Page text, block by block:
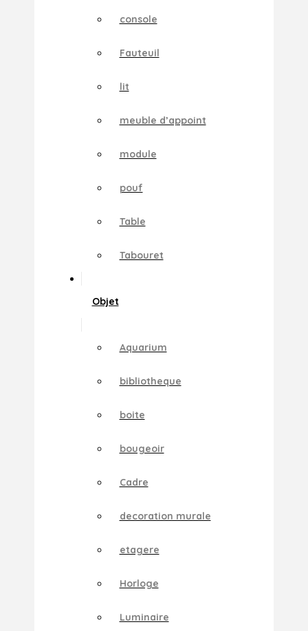
console
Fauteuil
lit
meuble d’appoint
module
pouf
Table
Tabouret
Objet
Aquarium
bibliotheque
boite
bougeoir
Cadre
decoration murale
etagere
Horloge
Luminaire